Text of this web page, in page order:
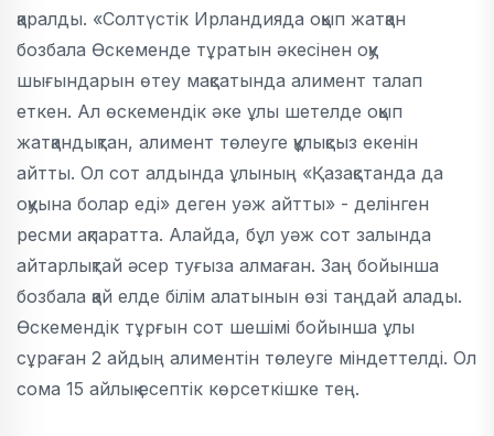
қаралды. «Солтүстік Ирландияда оқып жатқан
бозбала Өскеменде тұратын әкесінен оқу
шығындарын өтеу мақсатында алимент талап
еткен. Ал өскемендік әке ұлы шетелде оқып
жатқандықтан, алимент төлеуге құлықсыз екенін
айтты. Ол сот алдында ұлының «Қазақстанда да
оқуына болар еді» деген уәж айтты» - делінген
ресми ақпаратта. Алайда, бұл уәж сот залында
айтарлықтай әсер туғыза алмаған. Заң бойынша
бозбала қай елде білім алатынын өзі таңдай алады.
Өскемендік тұрғын сот шешімі бойынша ұлы
сұраған 2 айдың алиментін төлеуге міндеттелді. Ол
сома 15 айлық есептік көрсеткішке тең.